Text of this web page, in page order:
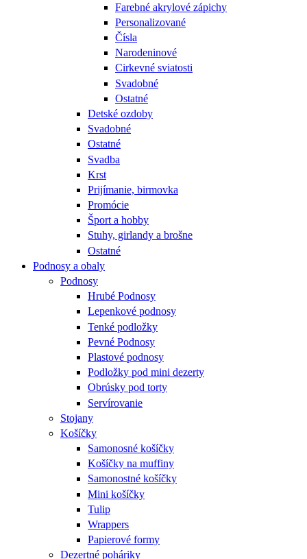
Farebné akrylové zápichy
Personalizované
Čísla
Narodeninové
Cirkevné sviatosti
Svadobné
Ostatné
Detské ozdoby
Svadobné
Ostatné
Svadba
Krst
Prijímanie, birmovka
Promócie
Šport a hobby
Stuhy, girlandy a brošne
Ostatné
Podnosy a obaly
Podnosy
Hrubé Podnosy
Lepenkové podnosy
Tenké podložky
Pevné Podnosy
Plastové podnosy
Podložky pod mini dezerty
Obrúsky pod torty
Servírovanie
Stojany
Košíčky
Samonosné košíčky
Košíčky na muffiny
Samonostné košíčky
Mini košíčky
Tulip
Wrappers
Papierové formy
Dezertné poháriky